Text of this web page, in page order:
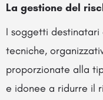
La gestione del
I soggetti
tecniche,
proporzionate alla
e idonee a ridurre il